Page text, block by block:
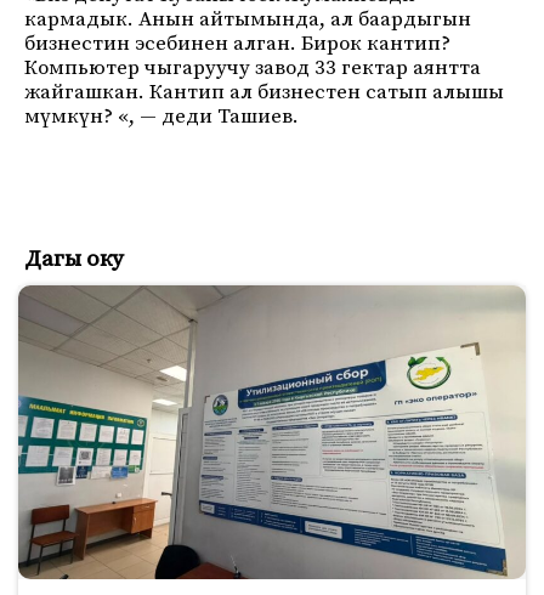
кармадык. Анын айтымында, ал баардыгын
бизнестин эсебинен алган. Бирок кантип?
Компьютер чыгаруучу завод 33 гектар аянтта
жайгашкан. Кантип ал бизнестен сатып алышы
мүмкүн? «, — деди Ташиев.
Дагы оку